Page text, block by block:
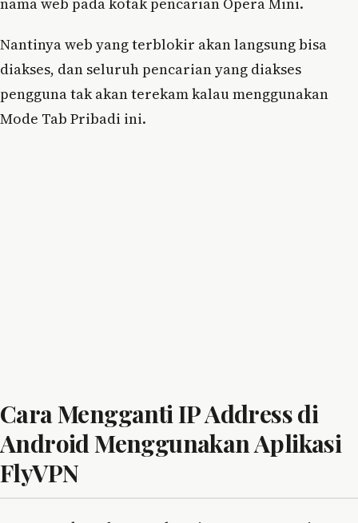
Nantinya web yang terblokir akan langsung bisa
diakses, dan seluruh pencarian yang diakses
pengguna tak akan terekam kalau menggunakan
Mode Tab Pribadi ini.
Cara Mengganti IP Address di
Android Menggunakan Aplikasi
FlyVPN